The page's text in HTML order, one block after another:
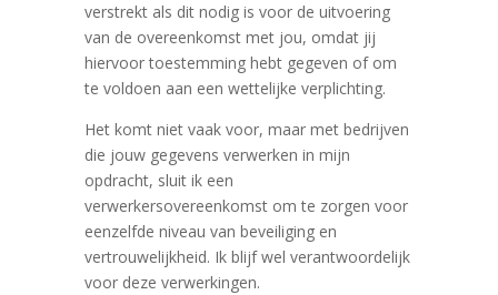
verstrekt als dit nodig is voor de uitvoering
van de overeenkomst met jou, omdat jij
hiervoor toestemming hebt gegeven of om
te voldoen aan een wettelijke verplichting.
Het komt niet vaak voor, maar met bedrijven
die jouw gegevens verwerken in mijn
opdracht, sluit ik een
verwerkersovereenkomst om te zorgen voor
eenzelfde niveau van beveiliging en
vertrouwelijkheid. Ik blijf wel verantwoordelijk
voor deze verwerkingen.